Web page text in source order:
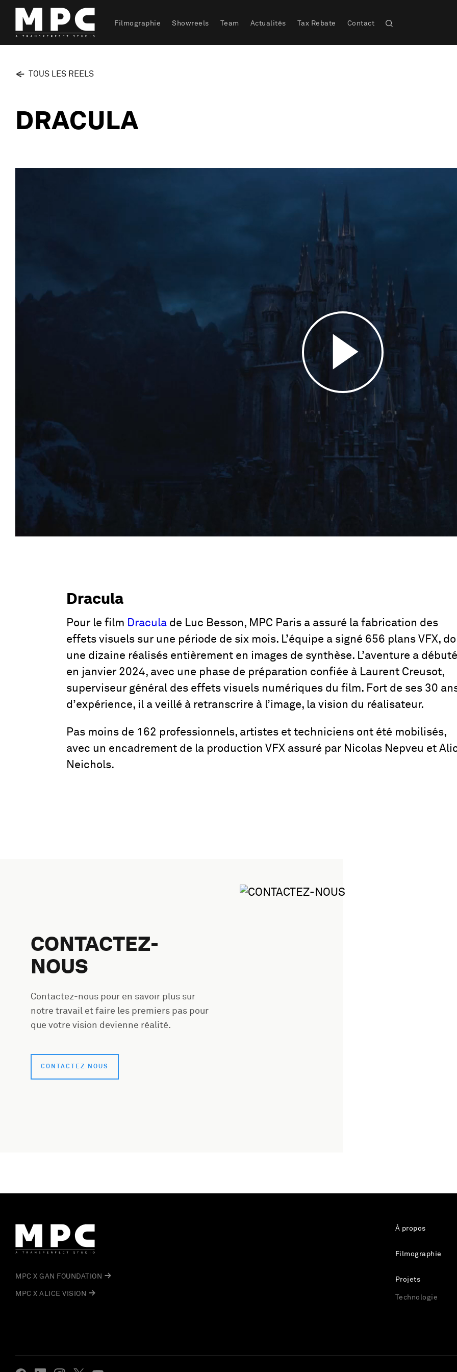
Filmographie Showreels Team Actualités Tax Rebate Contact
TOUS LES REELS
DRACULA
Dracula
Pour le film Draculade Luc Besson, MPC Paris a assuré la fabrication des
effets visuels sur une période de six mois. L’équipe a signé 656 plans VFX,
une dizaine réalisés entièrement en images de synthèse. L’aventure a débuté
en janvier 2024, avec une phase de préparation confiée à Laurent Creusot,
superviseur général des effets visuels numériques du film. Fort de ses 30
d’expérience, il a veillé à retranscrire à l’image, la vision du réalisateur.
Pas moins de 162 professionnels, artistes et techniciens ont été mobilisés,
avec un encadrement de la production VFX assuré par Nicolas Nepveu et
Neichols.
CONTACTEZ-
NOUS
Contactez-nous pour en savoir plus sur
notre travail et faire les premiers pas pour
que votre vision devienne réalité.
CONTACTEZ NOUS
MPC X GAN FOUNDATION
MPC X ALICE VISION
À propos
Filmographie
Projets
Technologie